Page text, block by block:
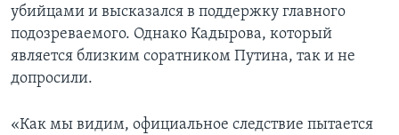
убийцами и высказался в поддержку главного
подозреваемого. Однако Кадырова, который
является близким соратником Путина, так и не
допросили.
«Как мы видим, официальное следствие пытается